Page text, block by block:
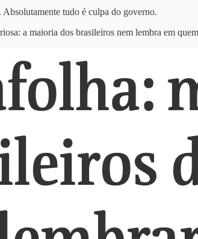
tudo é culpa do governo.
a maioria dos brasileiros nem lembra em